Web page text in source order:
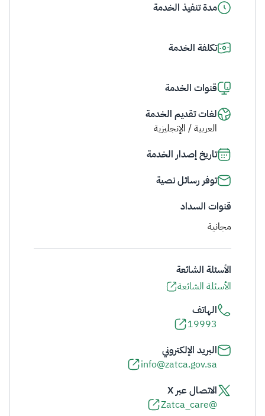
مدة تنفيذ الخدمة
تكلفة الخدمة
قنوات الخدمة
لغات تقديم الخدمة
العربية / الإنجليزية
تاريخ إصدار الخدمة
توفر رسائل نصية
قنوات السداد
مجانية
الأسئلة الشائعة
الأسئلة الشائعة
الهاتف
19993
البريد الإلكتروني
info@zatca.gov.sa
الاتصال عبر X
@Zatca_care